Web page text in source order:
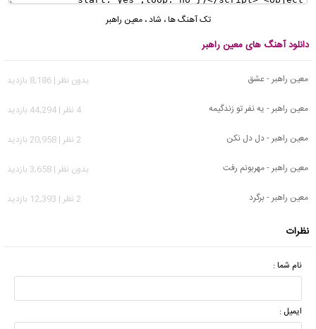
تک آهنگ ها، شاد،معین راهبر
دانلود آهنگ های معین راهبر
معین راهبر - عشق
بدون نظر | 8,186 بازدید
معین راهبر - یه نفر تو زندگیمه
4 نظر | 44,294 بازدید
معین راهبر - دل دل نکن
2 نظر | 20,958 بازدید
معین راهبر - مهربونم رفت
بدون نظر | 3,658 بازدید
معین راهبر - برگرد
2 نظر | 12,393 بازدید
نظرات
نام شما :
ایمیل :